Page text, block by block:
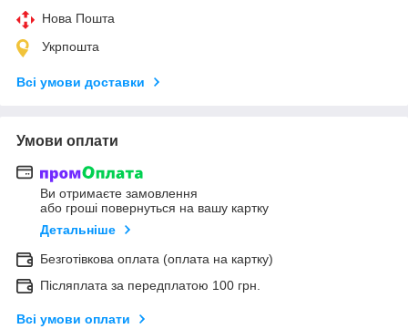
Нова Пошта
Укрпошта
Всі умови доставки
Умови оплати
Ви отримаєте замовлення
або гроші повернуться на вашу картку
Детальніше
Безготівкова оплата (оплата на картку)
Післяплата за передплатою 100 грн.
Всі умови оплати